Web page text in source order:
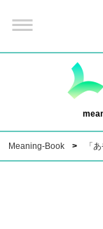
Meaning-Book 「